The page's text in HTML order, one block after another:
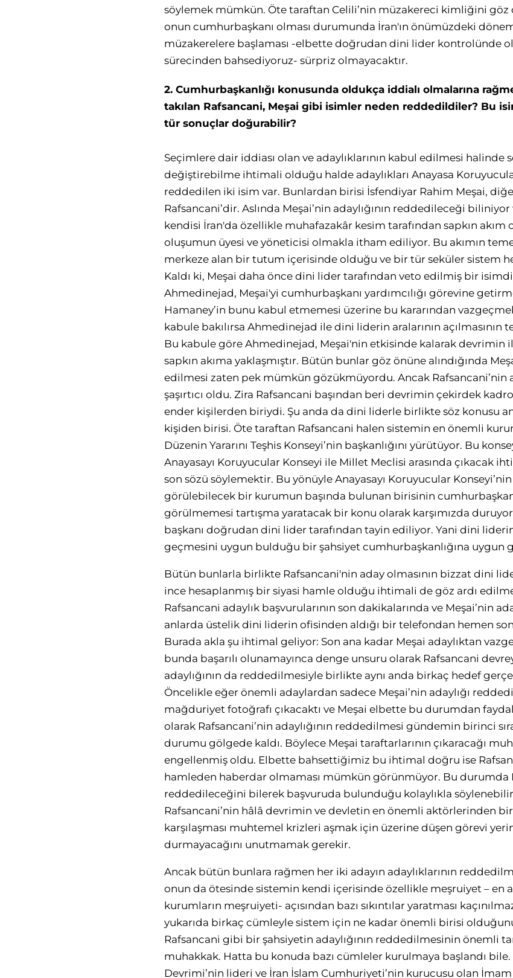
söylemek mümkün. Öte taraftan Celili’nin müzakereci kimliğini
onun cumhurbaşkanı olması durumunda İran'ın önümüzdeki
müzakerelere başlaması -elbette doğrudan dini lider kontrolünde
sürecinden bahsediyoruz- sürpriz olmayacaktır.
2. Cumhurbaşkanlığı konusunda oldukça iddialı olmalarına
takılan Rafsancani, Meşai gibi isimler neden reddedildiler? Bu
tür sonuçlar doğurabilir?
Seçimlere dair iddiası olan ve adaylıklarının kabul edilmesi halinde
değiştirebilme ihtimali olduğu halde adaylıkları Anayasa
reddedilen iki isim var. Bunlardan birisi İsfendiyar Rahim Meşai,
Rafsancani’dir. Aslında Meşai’nin adaylığının reddedileceği
kendisi İran'da özellikle muhafazakâr kesim tarafından sapkın
oluşumun üyesi ve yöneticisi olmakla itham ediliyor. Bu akımın
merkeze alan bir tutum içerisinde olduğu ve bir tür seküler sistem
Kaldı ki, Meşai daha önce dini lider tarafından veto edilmiş bir
Ahmedinejad, Meşai'yi cumhurbaşkanı yardımcılığı görevine
Hamaney’in bunu kabul etmemesi üzerine bu kararından
kabule bakılırsa Ahmedinejad ile dini liderin aralarının açılmasının
Bu kabule göre Ahmedinejad, Meşai'nin etkisinde kalarak devrimin
sapkın akıma yaklaşmıştır. Bütün bunlar göz önüne alındığında
edilmesi zaten pek mümkün gözükmüyordu. Ancak Rafsancani’nin
şaşırtıcı oldu. Zira Rafsancani başından beri devrimin çekirdek
ender kişilerden biriydi. Şu anda da dini liderle birlikte söz konusu
kişiden birisi. Öte taraftan Rafsancani halen sistemin en önemli
Düzenin Yararını Teşhis Konseyi’nin başkanlığını yürütüyor. Bu
Anayasayı Koruyucular Konseyi ile Millet Meclisi arasında çıkacak
son sözü söylemektir. Bu yönüyle Anayasayı Koruyucular
görülebilecek bir kurumun başında bulunan birisinin
görülmemesi tartışma yaratacak bir konu olarak karşımızda
başkanı doğrudan dini lider tarafından tayin ediliyor. Yani dini
geçmesini uygun bulduğu bir şahsiyet cumhurbaşkanlığına uygun
Bütün bunlarla birlikte Rafsancani'nin aday olmasının bizzat dini
ince hesaplanmış bir siyasi hamle olduğu ihtimali de göz ardı
Rafsancani adaylık başvurularının son dakikalarında ve Meşai’nin
anlarda üstelik dini liderin ofisinden aldığı bir telefondan hemen
Burada akla şu ihtimal geliyor: Son ana kadar Meşai adaylıktan
bunda başarılı olunamayınca denge unsuru olarak Rafsancani
adaylığının da reddedilmesiyle birlikte aynı anda birkaç hedef
Öncelikle eğer önemli adaylardan sadece Meşai’nin adaylığı
mağduriyet fotoğrafı çıkacaktı ve Meşai elbette bu durumdan
olarak Rafsancani’nin adaylığının reddedilmesi gündemin birinci
durumu gölgede kaldı. Böylece Meşai taraftarlarının çıkaracağı
engellenmiş oldu. Elbette bahsettiğimiz bu ihtimal doğru ise
hamleden haberdar olmaması mümkün görünmüyor. Bu durumda
reddedileceğini bilerek başvuruda bulunduğu kolaylıkla
Rafsancani’nin hâlâ devrimin ve devletin en önemli aktörlerinden
karşılaşması muhtemel krizleri aşmak için üzerine düşen görevi
durmayacağını unutmamak gerekir.
Ancak bütün bunlara rağmen her iki adayın adaylıklarının
onun da ötesinde sistemin kendi içerisinde özellikle meşruiyet – en
kurumların meşruiyeti- açısından bazı sıkıntılar yaratması
yukarıda birkaç cümleyle sistem için ne kadar önemli birisi olduğunu
Rafsancani gibi bir şahsiyetin adaylığının reddedilmesinin önemli
muhakkak. Hatta bu konuda bazı cümleler kurulmaya başlandı
Devrimi’nin lideri ve İran İslam Cumhuriyeti’nin kurucusu olan İmam